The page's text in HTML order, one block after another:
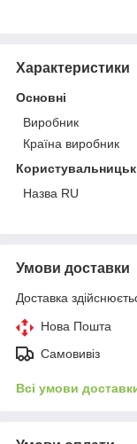
Характеристики
Основні
Виробник
Країна виробник
Назва RU
Умови доставки
Доставка
Нова Пошта
Самовивіз
Всі умови